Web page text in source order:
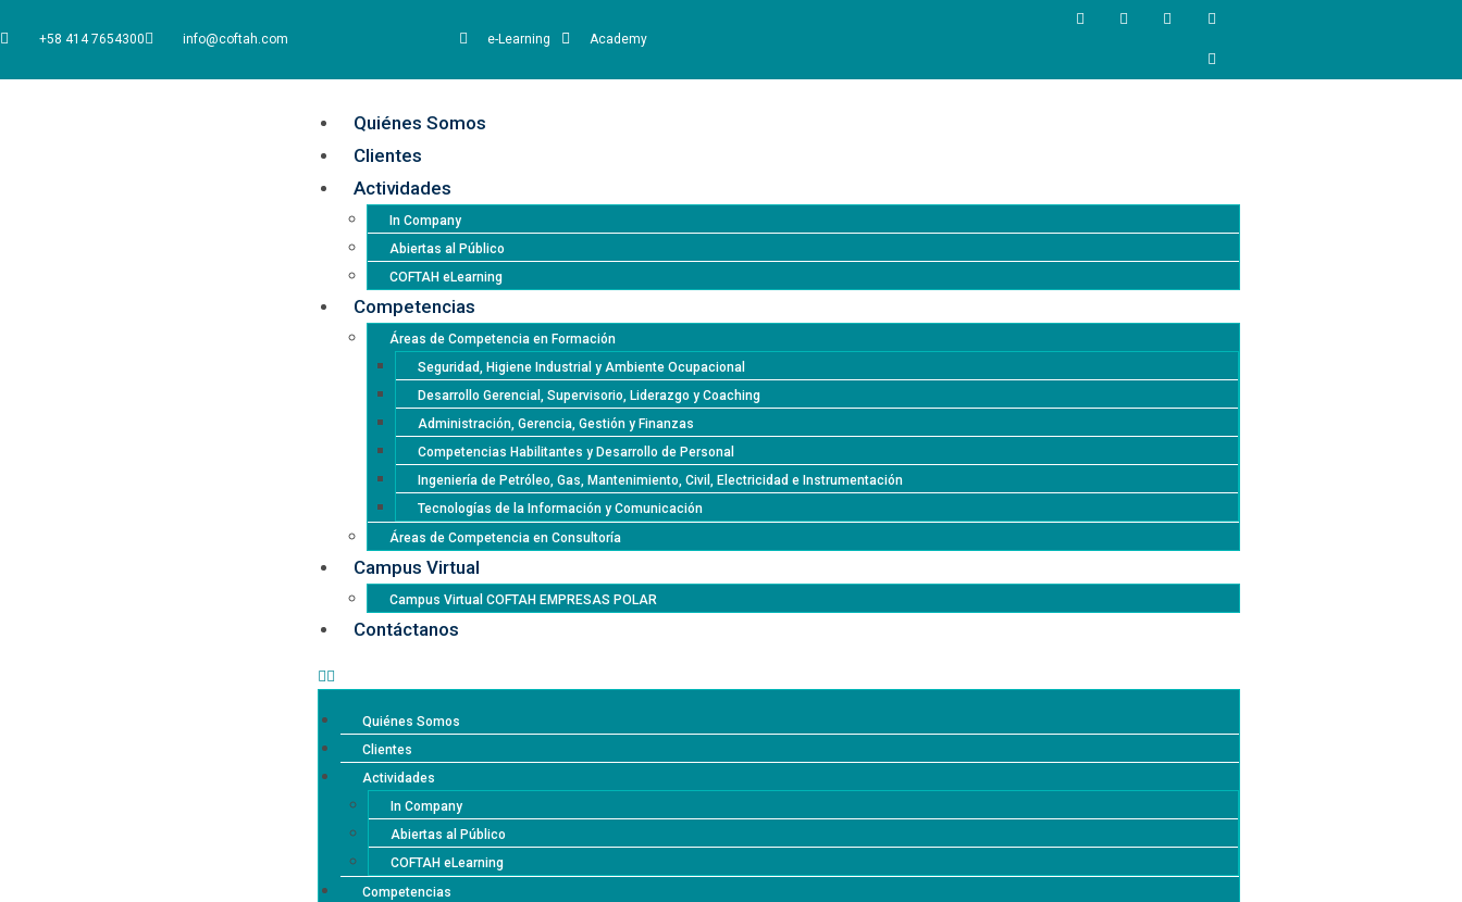
+58 414 7654300 info@coftah.com e-Learning Academy
Quiénes Somos
Clientes
Actividades
In Company
Abiertas al Público
COFTAH eLearning
Competencias
Áreas de Competencia en Formación
Seguridad, Higiene Industrial y Ambiente Ocupacional
Desarrollo Gerencial, Supervisorio, Liderazgo y Coaching
Administración, Gerencia, Gestión y Finanzas
Competencias Habilitantes y Desarrollo de Personal
Ingeniería de Petróleo, Gas, Mantenimiento, Civil, Electricidad e Instrumentación
Tecnologías de la Información y Comunicación
Áreas de Competencia en Consultoría
Campus Virtual
Campus Virtual COFTAH EMPRESAS POLAR
Contáctanos
Quiénes Somos
Clientes
Actividades
In Company
Abiertas al Público
COFTAH eLearning
Competencias